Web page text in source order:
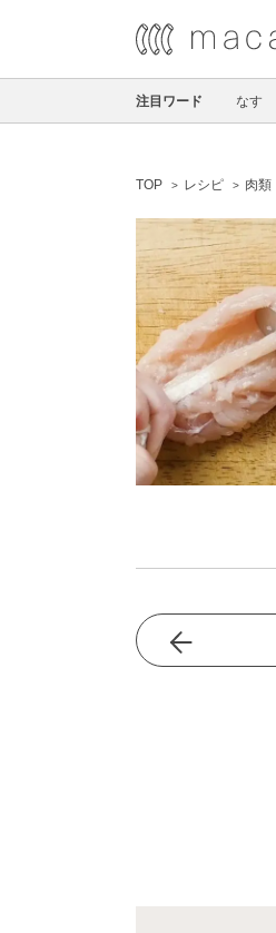
注目ワード なす
TOP レシピ 肉類